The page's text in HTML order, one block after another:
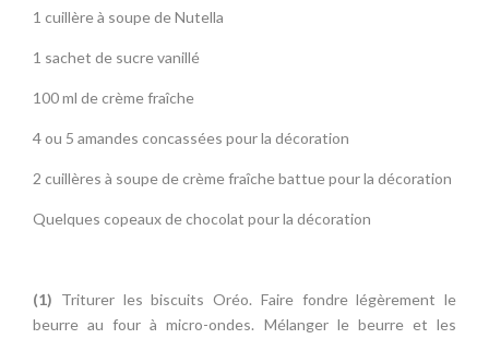
1 cuillère à soupe de Nutella
1 sachet de sucre vanillé
100 ml de crème fraîche
4 ou 5 amandes concassées pour la décoration
2 cuillères à soupe de crème fraîche battue pour la décoration
Quelques copeaux de chocolat pour la décoration
(1) Triturer les biscuits Oréo. Faire fondre légèrement le
beurre au four à micro-ondes. Mélanger le beurre et les